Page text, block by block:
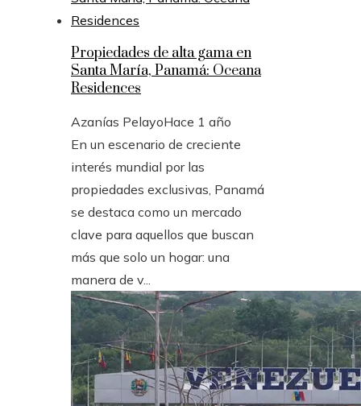
Propiedades de alta gama en
Santa María, Panamá: Oceana
Residences
Azanías PelayoHace 1 año
En un escenario de creciente
interés mundial por las
propiedades exclusivas, Panamá
se destaca como un mercado
clave para aquellos que buscan
más que solo un hogar: una
manera de v...